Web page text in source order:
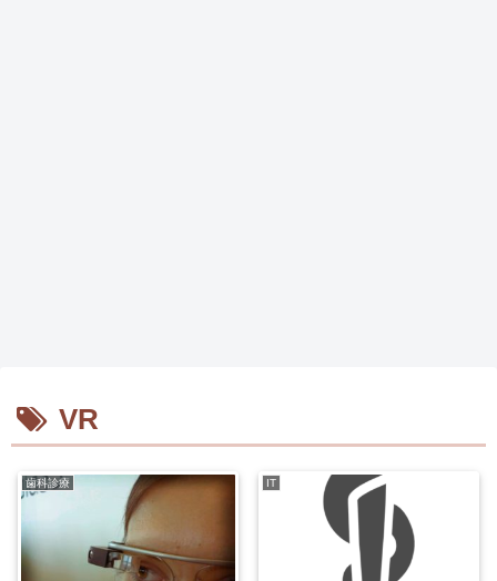
VR
歯科診療 IT